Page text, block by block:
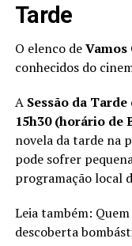
Tarde
O elenco deVamos
conhecidos do
A Sessão da Tarde
15h30 (horário de
novela da tarde na
pode sofrer
programação local
Leia também:
descoberta